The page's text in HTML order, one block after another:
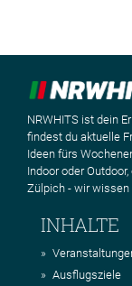
NRWHITS ist dein
findest du aktuelle
Ideen fürs
Indoor oder
Zülpich - wir wissen
INHALTE
Ausflugsziele